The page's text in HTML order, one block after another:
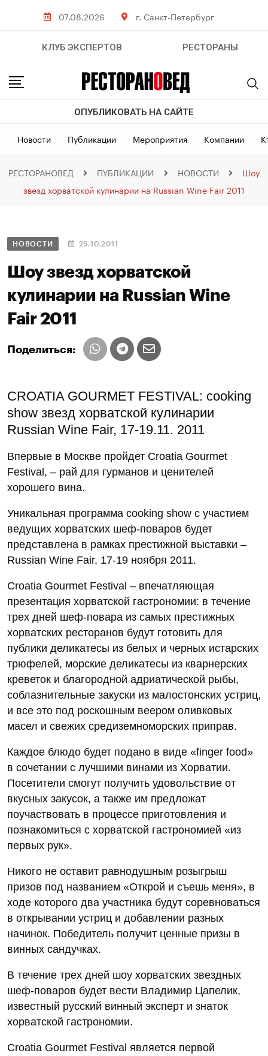
07.08.2026 г. Санкт-Петербург
КЛУБ ЭКСПЕРТОВ РЕСТОРАНЫ
ОПУБЛИКОВАТЬ НА САЙТЕ
Новости Публикации Мероприятия Компании
РЕСТОРАНОВЕД ПУБЛИКАЦИИ НОВОСТИ
Шоу
звезд хорватской кулинарии на Russian Wine Fair 2011
НОВОСТИ 25.10.2011
Шоу звезд хорватской
кулинарии на Russian Wine
Fair 2011
Поделиться:
CROATIA GOURMET FESTIVAL: cooking
show звезд хорватской кулинарии
Russian Wine Fair, 17-19.11. 2011
Впервые в Москве пройдет Croatia Gourmet
Festival, – рай для гурманов и ценителей
хорошего вина.
Уникальная программа cooking show с участием
ведущих хорватских шеф-поваров будет
представлена в рамках престижной выставки –
Russian Wine Fair, 17-19 ноября 2011.
Croatia Gourmet Festival – впечатляющая
презентация хорватской гастрономии: в течение
трех дней шеф-повара из самых престижных
хорватских ресторанов будут готовить для
публики деликатесы из белых и черных истарских
трюфелей, морские деликатесы из кварнерских
креветок и благородной адриатической рыбы,
соблазнительные закуски из малостонских устриц,
и все это под роскошным веером оливковых
масел и свежих средиземноморских приправ.
Каждое блюдо будет подано в виде «finger food»
в сочетании с лучшими винами из Хорватии.
Посетители смогут получить удовольствие от
вкусных закусок, а также им предложат
поучаствовать в процессе приготовления и
познакомиться с хорватской гастрономией «из
первых рук».
Никого не оставит равнодушным розыгрыш
призов под названием «Открой и съешь меня», в
ходе которого два участника будут соревноваться
в открывании устриц и добавлении разных
начинок. Победитель получит ценные призы в
винных сандучках.
В течение трех дней шоу хорватских звездных
шеф-поваров будет вести Владимир Цапелик,
известный русский винный эксперт и знаток
хорватской гастрономии.
Croatia Gourmet Festival является первой